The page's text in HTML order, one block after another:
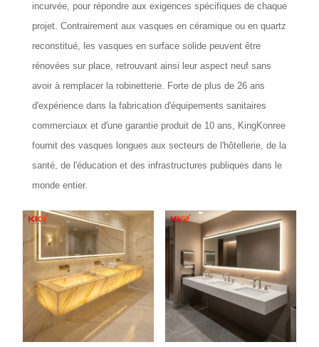
incurvée, pour répondre aux exigences spécifiques de chaque
projet. Contrairement aux vasques en céramique ou en quartz
reconstitué, les vasques en surface solide peuvent être
rénovées sur place, retrouvant ainsi leur aspect neuf sans
avoir à remplacer la robinetterie. Forte de plus de 26 ans
d'expérience dans la fabrication d'équipements sanitaires
commerciaux et d'une garantie produit de 10 ans, KingKonree
fournit des vasques longues aux secteurs de l'hôtellerie, de la
santé, de l'éducation et des infrastructures publiques dans le
monde entier.